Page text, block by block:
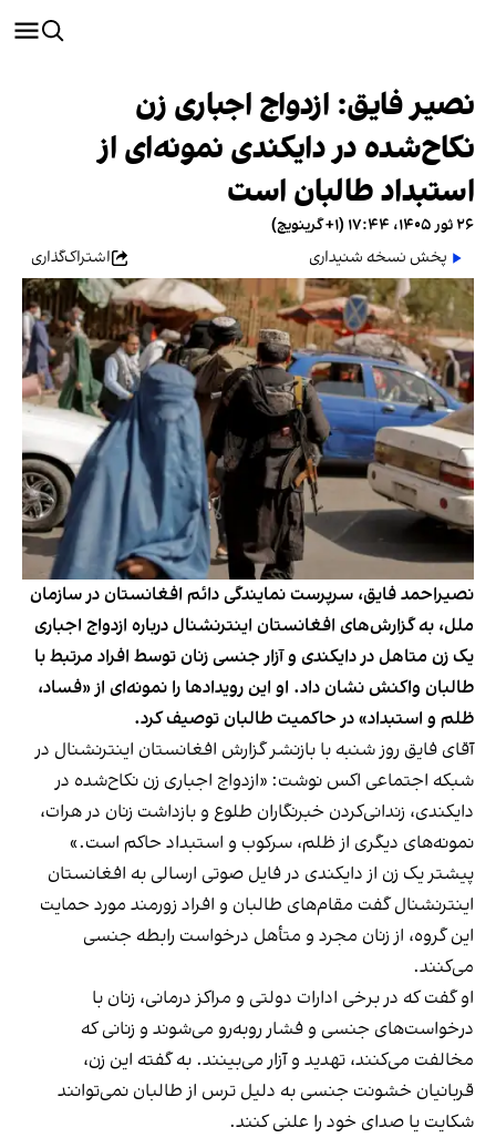
نصیر فایق: ازدواج اجباری زن
نکاح‌شده در دایکندی نمونه‌ای از
استبداد طالبان است
۲۶ ثور ۱۴۰۵، ۱۷:۴۴ (‎+۱ گرینویچ)
پخش نسخه شنیداری
اشتراک‌گذاری
نصیراحمد فایق، سرپرست نمایندگی دائم افغانستان در سازمان
ملل، به گزارش‌های افغانستان اینترنشنال درباره ازدواج اجباری
یک زن متاهل در دایکندی و آزار جنسی زنان توسط افراد مرتبط با
طالبان واکنش نشان داد. او این رویدادها را نمونه‌ای از «فساد،
ظلم و استبداد» در حاکمیت طالبان توصیف کرد.
آقای فایق روز شنبه با بازنشر گزارش افغانستان اینترنشنال در
شبکه اجتماعی اکس نوشت: «ازدواج اجباری زن نکاح‌شده در
دایکندی، زندانی‌کردن خبرنگاران طلوع و بازداشت زنان در هرات،
نمونه‌های دیگری از ظلم، سرکوب و استبداد حاکم است.»
پیشتر یک زن از دایکندی در فایل صوتی ارسالی به افغانستان
اینترنشنال گفت مقام‌های طالبان و افراد زورمند مورد حمایت
این گروه، از زنان مجرد و متأهل درخواست رابطه جنسی
می‌کنند.
او گفت که در برخی ادارات دولتی و مراکز درمانی، زنان با
درخواست‌های جنسی و فشار روبه‌رو می‌شوند و زنانی که
مخالفت می‌کنند، تهدید و آزار می‌بینند. به گفته این زن،
قربانیان خشونت جنسی به دلیل ترس از طالبان نمی‌توانند
شکایت یا صدای خود را علنی کنند.